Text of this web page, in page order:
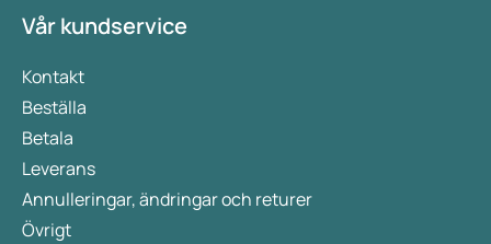
Vår kundservice
Kontakt
Beställa
Betala
Leverans
Annulleringar, ändringar och returer
Övrigt